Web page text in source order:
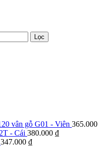
Lọc
vân gỗ G01 - Viên 365.000
- Cái 380.000 ₫
347.000 ₫